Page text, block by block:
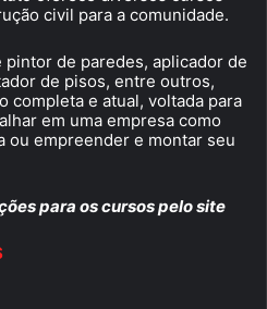
civil para a comunidade.
de paredes, aplicador de
de pisos, entre outros,
completa e atual, voltada para
em uma empresa como
ou empreender e montar seu
para os cursos pelo site